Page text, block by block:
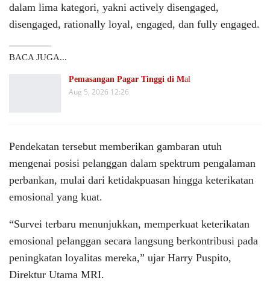
dalam lima kategori, yakni actively disengaged,
disengaged, rationally loyal, engaged, dan fully engaged.
BACA JUGA...
Pemasangan Pagar Tinggi di Mal
Aug 5, 2026 12:26
Pendekatan tersebut memberikan gambaran utuh
mengenai posisi pelanggan dalam spektrum pengalaman
perbankan, mulai dari ketidakpuasan hingga keterikatan
emosional yang kuat.
“Survei terbaru menunjukkan, memperkuat keterikatan
emosional pelanggan secara langsung berkontribusi pada
peningkatan loyalitas mereka,” ujar Harry Puspito,
Direktur Utama MRI.